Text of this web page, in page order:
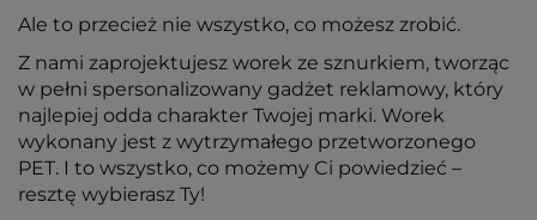
Ale to przecież nie wszystko, co możesz zrobić.
Z nami zaprojektujesz worek ze sznurkiem, tworząc
w pełni spersonalizowany gadżet reklamowy, który
najlepiej odda charakter Twojej marki. Worek
wykonany jest z wytrzymałego przetworzonego
PET. I to wszystko, co możemy Ci powiedzieć –
resztę wybierasz Ty!